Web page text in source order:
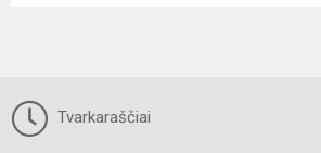
Tvarkaraščiai